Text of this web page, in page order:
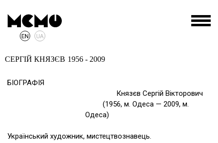
СЕРГІЙ КНЯЗЄВ 1956 - 2009
БІОГРАФІЯ
Князєв Сергій Вікторович
(1956, м. Одеса — 2009, м.
Одеса)
Український художник, мистецтвознавець.